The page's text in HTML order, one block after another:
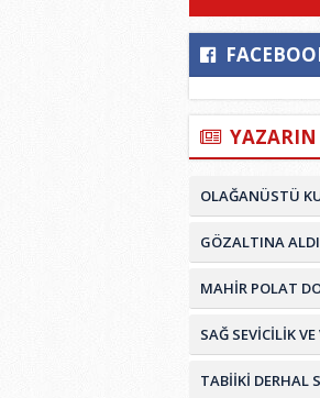
YAZARIN
OLAĞANÜSTÜ
GÖZALTINA
MAHİR POLAT
SAĞ SEVİCİLİK
TABİİKİ DERHAL